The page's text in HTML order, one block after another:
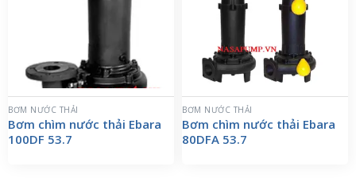
BƠM NƯỚC THẢI
Bơm chìm nước thải Ebara
100DF 53.7
BƠM NƯỚC THẢI
Bơm chìm nước thải Ebara
80DFA 53.7